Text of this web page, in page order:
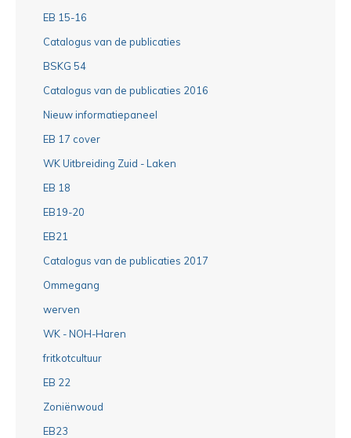
EB 15-16
Catalogus van de publicaties
BSKG 54
Catalogus van de publicaties 2016
Nieuw informatiepaneel
EB 17 cover
WK Uitbreiding Zuid - Laken
EB 18
EB19-20
EB21
Catalogus van de publicaties 2017
Ommegang
werven
WK - NOH-Haren
fritkotcultuur
EB 22
Zoniënwoud
EB23